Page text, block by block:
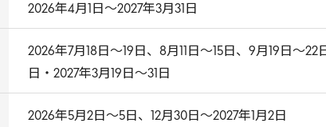
2026年4月1日～2027年3月31日
2026年7月18日～19日、8月11日～15日、9月19日～22
日・2027年3月19日〜31日
2026年5月2日～5日、12月30日～2027年1月2日